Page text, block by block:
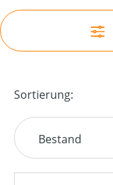
Sortierung: